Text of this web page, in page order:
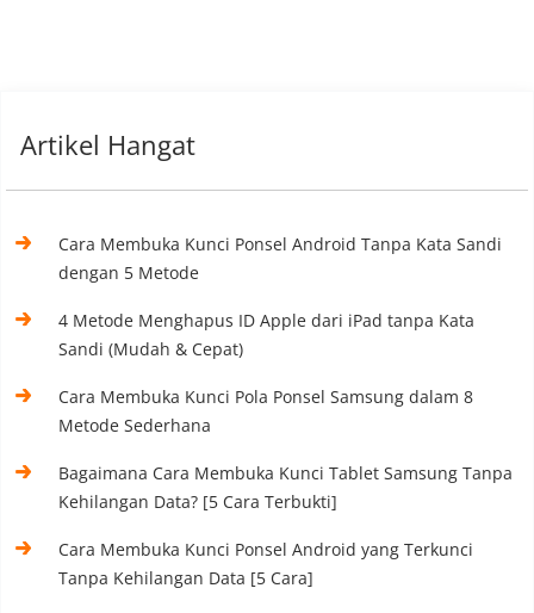
Artikel Hangat
Cara Membuka Kunci Ponsel Android Tanpa Kata Sandi
dengan 5 Metode
4 Metode Menghapus ID Apple dari iPad tanpa Kata
Sandi (Mudah & Cepat)
Cara Membuka Kunci Pola Ponsel Samsung dalam 8
Metode Sederhana
Bagaimana Cara Membuka Kunci Tablet Samsung Tanpa
Kehilangan Data? [5 Cara Terbukti]
Cara Membuka Kunci Ponsel Android yang Terkunci
Tanpa Kehilangan Data [5 Cara]